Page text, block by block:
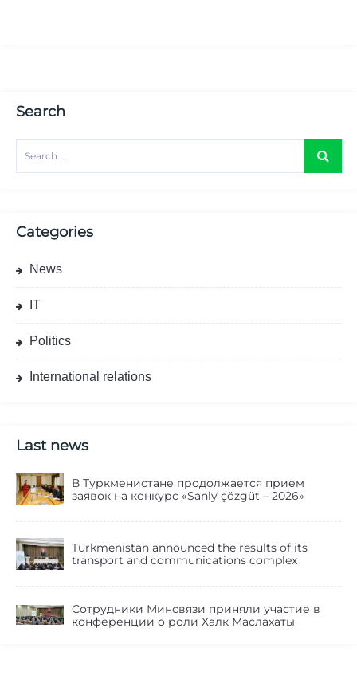
Search
Categories
News
IT
Politics
International relations
Last news
В Туркменистане продолжается прием
заявок на конкурс «Sanly çözgüt – 2026»
Turkmenistan announced the results of its
transport and communications complex
Сотрудники Минсвязи приняли участие в
конференции о роли Халк Маслахаты